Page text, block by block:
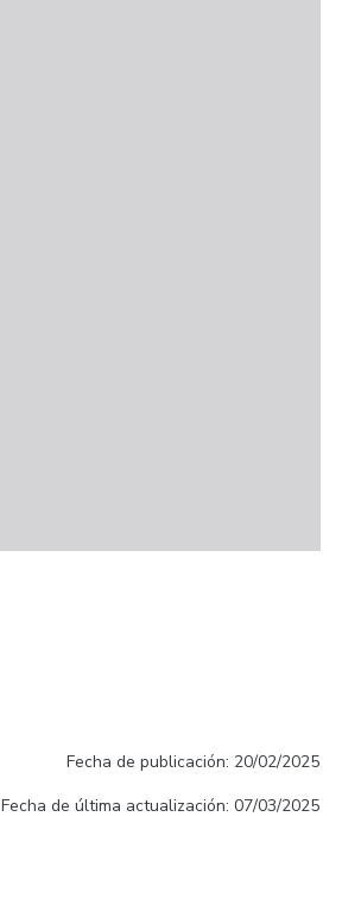
Fecha de publicación: 20/02/2025
Fecha de última actualización: 07/03/2025